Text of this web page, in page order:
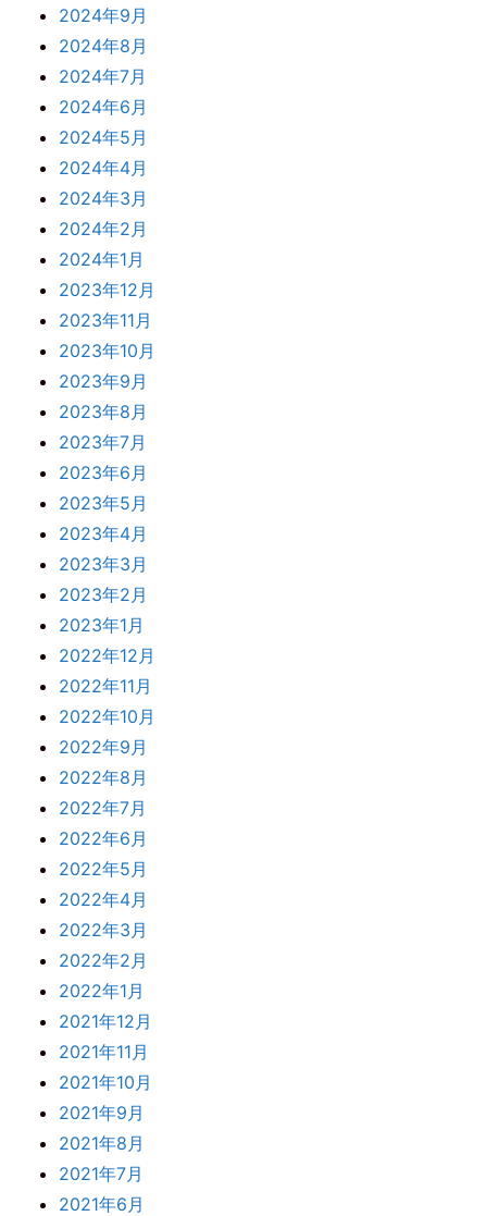
2024年9月
2024年8月
2024年7月
2024年6月
2024年5月
2024年4月
2024年3月
2024年2月
2024年1月
2023年12月
2023年11月
2023年10月
2023年9月
2023年8月
2023年7月
2023年6月
2023年5月
2023年4月
2023年3月
2023年2月
2023年1月
2022年12月
2022年11月
2022年10月
2022年9月
2022年8月
2022年7月
2022年6月
2022年5月
2022年4月
2022年3月
2022年2月
2022年1月
2021年12月
2021年11月
2021年10月
2021年9月
2021年8月
2021年7月
2021年6月